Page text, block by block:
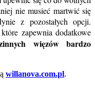
nie musieć martwić się
z pozostałych opcji.
zapewnia dodatkowe
więzów bardzo
willanova.com.pl.